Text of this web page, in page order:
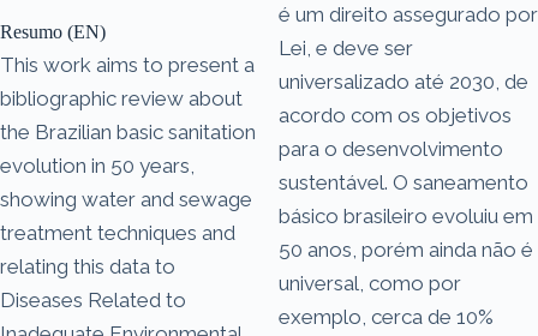
Resumo (EN)
This work aims to present a
bibliographic review about
the Brazilian basic sanitation
evolution in 50 years,
showing water and sewage
treatment techniques and
relating this data to
Diseases Related to
é um direito assegurado por
Lei, e deve ser
universalizado até 2030, de
acordo com os objetivos
para o desenvolvimento
sustentável. O saneamento
básico brasileiro evoluiu em
50 anos, porém ainda não é
universal, como por
exemplo, cerca de 10%